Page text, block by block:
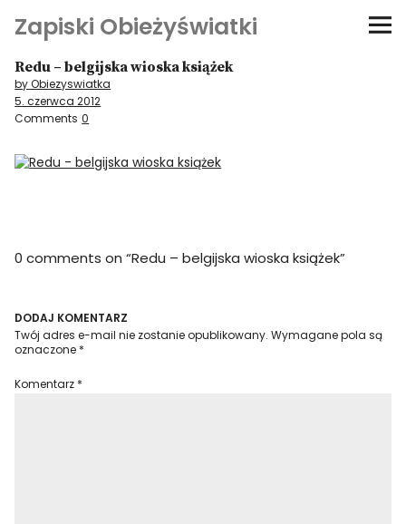
Zapiski Obieżyświatki
Podróże
Kultura i sztuka
Kątem oka
Niezwyczajne ściany
Dom na kółkach
Redu – belgijska wioska książek
by Obiezyswiatka
5. czerwca 2012
Comments 0
0 comments on “Redu – belgijska wioska książek”
DODAJ KOMENTARZ
Twój adres e-mail nie zostanie opublikowany. Wymagane pola są
oznaczone *
Komentarz *